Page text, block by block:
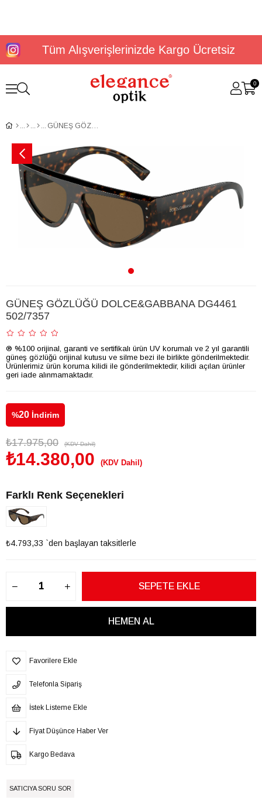
Tüm Alışverişlerinizde Kargo Ücretsiz
0
GÜNEŞ GÖZLÜĞÜ DOLCE&GABBANA DG4461 502/7357
GÜNEŞ GÖZLÜĞÜ DOLCE&GABBANA DG4461
502/7357
® %100 orijinal, garanti ve sertifikalı ürün UV korumalı ve 2 yıl garantili
güneş gözlüğü orijinal kutusu ve silme bezi ile birlikte gönderilmektedir.
Ürünlerimiz ürün koruma kilidi ile gönderilmektedir, kilidi açılan ürünler
geri iade alınmamaktadır.
%20 İndirim
₺17.975,00 (KDV Dahil)
₺14.380,00 (KDV Dahil)
Farklı Renk Seçenekleri
₺4.793,33 `den başlayan taksitlerle
Favorilere Ekle
Telefonla Sipariş
İstek Listeme Ekle
Fiyat Düşünce Haber Ver
Kargo Bedava
SATICIYA SORU SOR